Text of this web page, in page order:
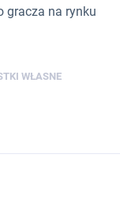
gracza na rynku
WŁASNE